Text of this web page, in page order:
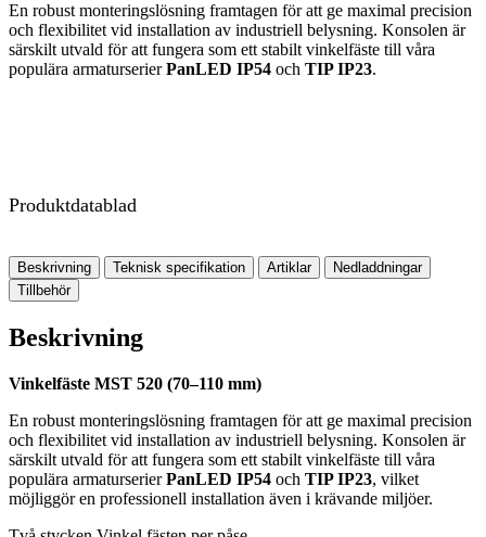
En robust monteringslösning framtagen för att ge maximal precision
och flexibilitet vid installation av industriell belysning. Konsolen är
särskilt utvald för att fungera som ett stabilt vinkelfäste till våra
populära armaturserierPanLED IP54 och TIP IP23.
Produktdatablad
Beskrivning Teknisk specifikation Artiklar
Nedladdningar
Tillbehör
Beskrivning
Vinkelfäste MST 520 (70–110 mm)
En robust monteringslösning framtagen för att ge maximal precision
och flexibilitet vid installation av industriell belysning. Konsolen är
särskilt utvald för att fungera som ett stabilt vinkelfäste till våra
populära armaturserierPanLED IP54 och TIP IP23, vilket
möjliggör en professionell installation även i krävande miljöer.